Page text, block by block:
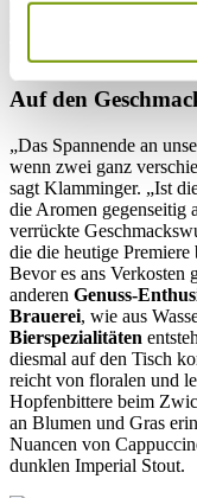
Auf den
„Das Spannende an
wenn zwei ganz
sagt Klamminger. „Ist
die Aromen gegenseitig
verrückte
die die heutige Premiere
Bevor es ans Verkosten
anderen Genuss-
Brauerei, wie aus
Bierspezialitäten
diesmal auf den Tisch
reicht von floralen und
Hopfenbittere beim
an Blumen und Gras
Nuancen von
dunklen Imperial Stout.